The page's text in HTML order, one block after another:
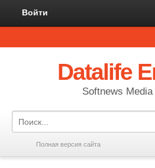
Войти
Datalife
Softnews
Полная версия сайта